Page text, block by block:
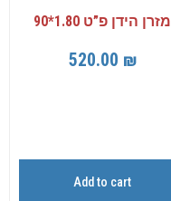
מזרן הידן פ”ט 1.80*90
520.00 ₪
Add to cart